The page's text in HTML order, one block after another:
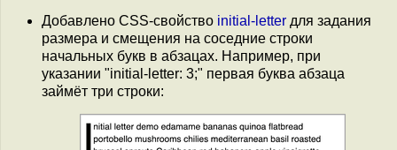
Добавлено CSS-свойство initial-letter для задания
размера и смещения на соседние строки
начальных букв в абзацах. Например, при
указании "initial-letter: 3;" первая буква абзаца
займёт три строки: